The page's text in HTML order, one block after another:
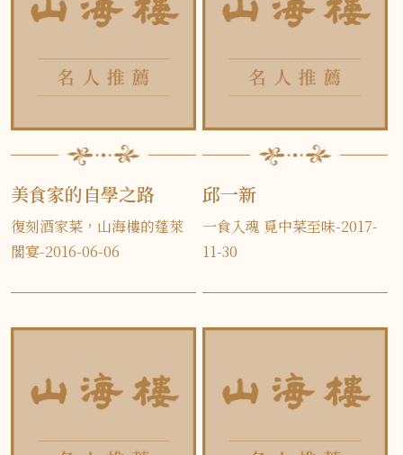
美食家的自學之路
復刻酒家菜，山海樓的蓬萊
閣宴-2016-06-06
邱一新
一食入魂 覓中菜至味-2017-
11-30